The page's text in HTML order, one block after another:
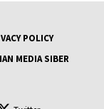
POLICY
MEDIA SIBER